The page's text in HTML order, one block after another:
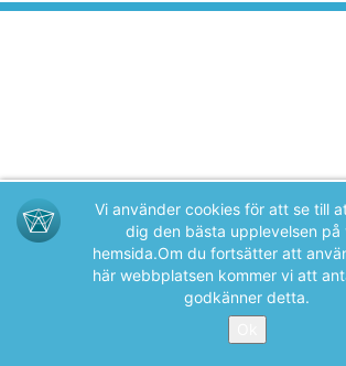
Vi använder cookies för att se till
dig den bästa upplevelsen på
hemsida.Om du fortsätter att
här webbplatsen kommer vi att
godkänner detta.